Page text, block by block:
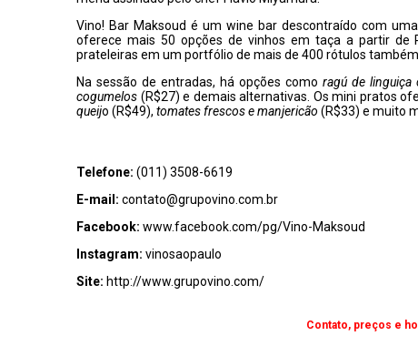
Vino! Bar Maksoud é um wine bar descontraído com
oferece mais 50 opções de vinhos em taça a partir de
prateleiras em um portfólio de mais de 400 rótulos
Na sessão de entradas, há opções como ragú de
cogumelos (R$27) e demais alternativas. Os mini pratos
queijo (R$49), tomates frescos e manjericão (R$33) e muito
Telefone: (011) 3508-6619
E-mail: contato@grupovino.com.br
Facebook: www.facebook.com/pg/Vino-Maksoud
Instagram: vinosaopaulo
Site: http://www.grupovino.com/
Contato, preços e